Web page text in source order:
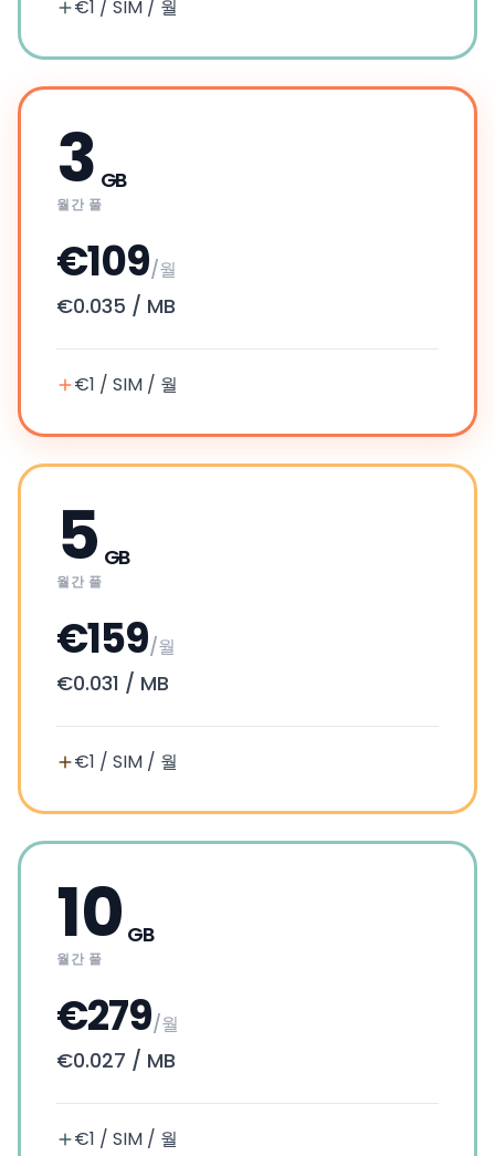
€1 / SIM / 월
3 GB
월간 풀
€109/월
€0.035 / MB
€1 / SIM / 월
5 GB
월간 풀
€159/월
€0.031 / MB
€1 / SIM / 월
10 GB
월간 풀
€279/월
€0.027 / MB
€1 / SIM / 월